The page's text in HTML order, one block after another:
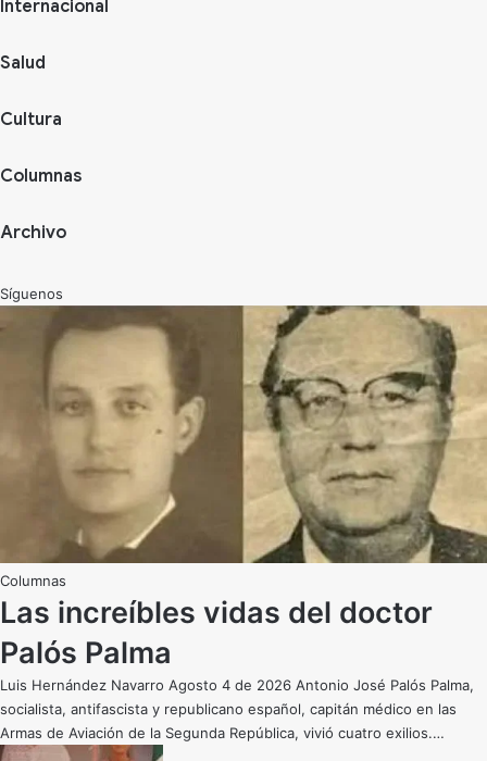
Internacional
Salud
Cultura
Archivo
Síguenos
Las increíbles vidas del doctor
Palós Palma
Luis Hernández Navarro Agosto 4 de 2026 Antonio José Palós Palma,
socialista, antifascista y republicano español, capitán médico en las
Armas de Aviación de la Segunda República, vivió cuatro exilios.…